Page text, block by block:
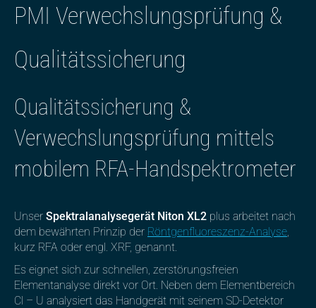
PMI Verwechslungsprüfung &
Qualitätssicherung
Qualitätssicherung &
Verwechslungsprüfung mittels
mobilem RFA-Handspektrometer
Unser Spektralanalysegerät Niton XL2 plus arbeitet nach
dem bewährten Prinzip der Röntgenfluoreszenz-Analyse
kurz RFA oder engl. XRF, genannt.
Es eignet sich zur schnellen, zerstörungsfreien
Elementanalyse direkt vor Ort. Neben dem Elementbereich
Cl – U analysiert das Handgerät mit seinem SD-Detektor